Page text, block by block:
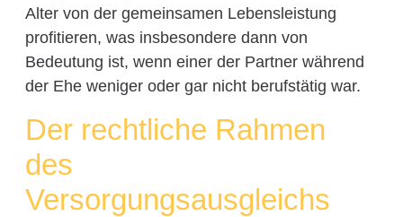
Alter von der gemeinsamen Lebensleistung
profitieren, was insbesondere dann von
Bedeutung ist, wenn einer der Partner während
der Ehe weniger oder gar nicht berufstätig war.
Der rechtliche Rahmen
des
Versorgungsausgleichs